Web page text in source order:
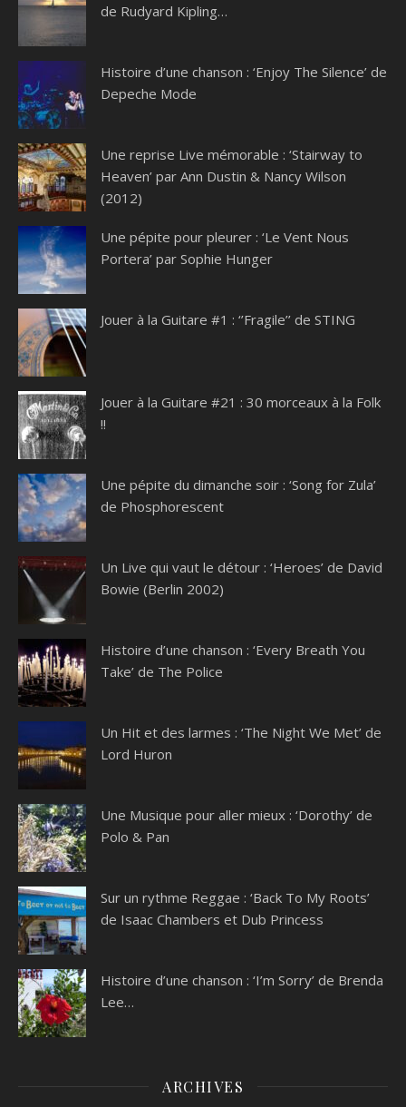
de Rudyard Kipling…
Histoire d’une chanson : ‘Enjoy The Silence’ de
Depeche Mode
Une reprise Live mémorable : ‘Stairway to
Heaven’ par Ann Dustin & Nancy Wilson
(2012)
Une pépite pour pleurer : ‘Le Vent Nous
Portera’ par Sophie Hunger
Jouer à la Guitare #1 : ‘’Fragile’’ de STING
Jouer à la Guitare #21 : 30 morceaux à la Folk
!!
Une pépite du dimanche soir : ‘Song for Zula’
de Phosphorescent
Un Live qui vaut le détour : ‘Heroes’ de David
Bowie (Berlin 2002)
Histoire d’une chanson : ‘Every Breath You
Take’ de The Police
Un Hit et des larmes : ‘The Night We Met’ de
Lord Huron
Une Musique pour aller mieux : ‘Dorothy’ de
Polo & Pan
Sur un rythme Reggae : ‘Back To My Roots’
de Isaac Chambers et Dub Princess
Histoire d’une chanson : ‘I’m Sorry’ de Brenda
Lee…
ARCHIVES